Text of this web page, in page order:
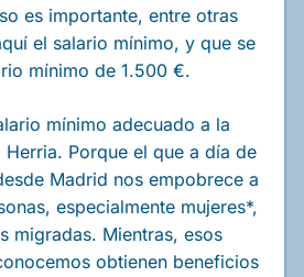
es importante, entre otras
el salario mínimo, y que se
mínimo de 1.500 €.
mínimo adecuado a la
Herria. Porque el que a día de
Madrid nos empobrece a
especialmente mujeres*,
migradas. Mientras, esos
obtienen beneficios